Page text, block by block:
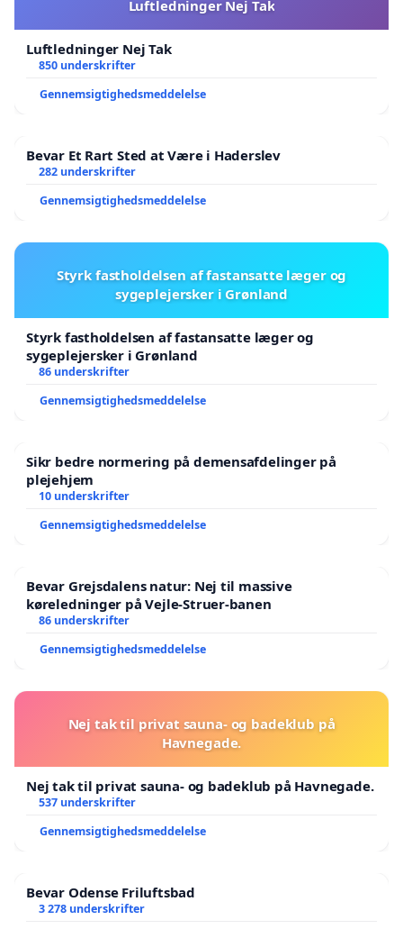
Luftledninger Nej Tak
Luftledninger Nej Tak
850 underskrifter
Gennemsigtighedsmeddelelse
Bevar Et Rart Sted at Være i Haderslev
282 underskrifter
Gennemsigtighedsmeddelelse
Styrk fastholdelsen af fastansatte læger og
sygeplejersker i Grønland
Styrk fastholdelsen af fastansatte læger og
sygeplejersker i Grønland
86 underskrifter
Gennemsigtighedsmeddelelse
Sikr bedre normering på demensafdelinger på
plejehjem
10 underskrifter
Gennemsigtighedsmeddelelse
Bevar Grejsdalens natur: Nej til massive
køreledninger på Vejle-Struer-banen
86 underskrifter
Gennemsigtighedsmeddelelse
Nej tak til privat sauna- og badeklub på
Havnegade.
Nej tak til privat sauna- og badeklub på Havnegade.
537 underskrifter
Gennemsigtighedsmeddelelse
Bevar Odense Friluftsbad
3 278 underskrifter